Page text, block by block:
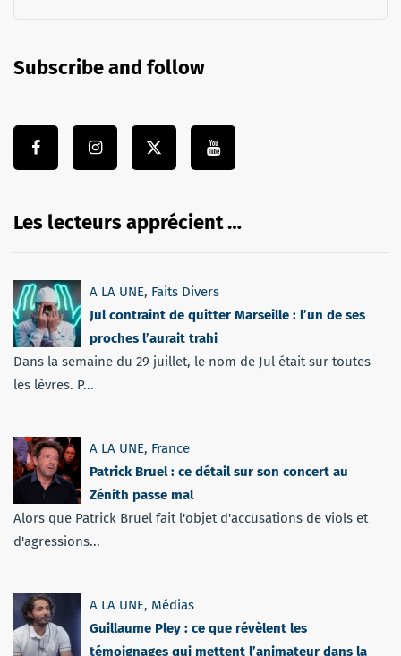
Subscribe and follow
Les lecteurs apprécient …
A LA UNE, Faits Divers
Jul contraint de quitter Marseille : l’un de ses
proches l’aurait trahi
Dans la semaine du 29 juillet, le nom de Jul était sur toutes
les lèvres. P...
A LA UNE, France
Patrick Bruel : ce détail sur son concert au
Zénith passe mal
Alors que Patrick Bruel fait l'objet d'accusations de viols et
d'agressions...
A LA UNE, Médias
Guillaume Pley : ce que révèlent les
témoignages qui mettent l’animateur dans la